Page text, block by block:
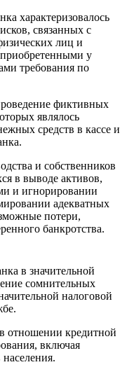
характеризовалось
связанных с
лиц и
у
требования по
фиктивных
являлось
средств в кассе и
и собственников
в выводе активов,
и игнорировании
адекватных
потери,
банкротства.
в значительной
сомнительных
налоговой
отношении кредитной
включая